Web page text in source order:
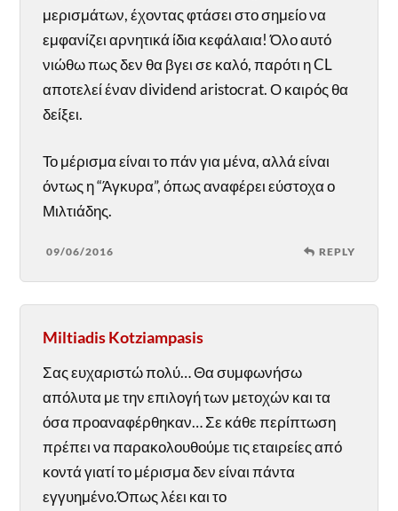
μερισμάτων, έχοντας φτάσει στο σημείο να
εμφανίζει αρνητικά ίδια κεφάλαια! Όλο αυτό
νιώθω πως δεν θα βγει σε καλό, παρότι η CL
αποτελεί έναν dividend aristocrat. Ο καιρός θα
δείξει.
Το μέρισμα είναι το πάν για μένα, αλλά είναι
όντως η “Άγκυρα”, όπως αναφέρει εύστοχα ο
Μιλτιάδης.
09/06/2016 REPLY
Miltiadis Kotziampasis
Σας ευχαριστώ πολύ… Θα συμφωνήσω
απόλυτα με την επιλογή των μετοχών και τα
όσα προαναφέρθηκαν… Σε κάθε περίπτωση
πρέπει να παρακολουθούμε τις εταιρείες από
κοντά γιατί το μέρισμα δεν είναι πάντα
εγγυημένο.Όπως λέει και το